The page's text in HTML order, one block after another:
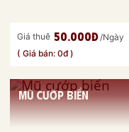
Giá thuê 50.000đ/Ngày
( Giá bán: 0đ )
Mũ cướp biển